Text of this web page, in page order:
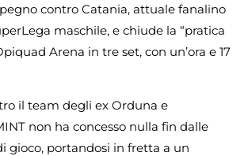
contro Catania, attuale fanalino
maschile, e chiude la “pratica
Arena in tre set, con un’ora e 17
il team degli ex Orduna e
non ha concesso nulla fin dalle
gioco, portandosi in fretta a un